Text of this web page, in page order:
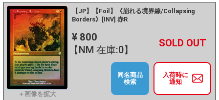
【JP】【Foil】《崩れる境界線/Collapsing
Borders》[INV] 赤R
¥ 800
【NM 在庫:0】
－ +
入荷時に
通知
同名商品
検索